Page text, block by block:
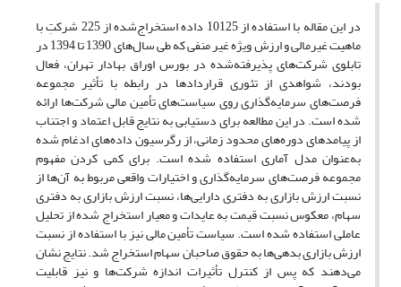
در این مقاله با استفاده از 10125 داده استخراج‌شده از 225 شرکتِ با
ماهیت غیر‌مالی و ارزش ویژه غیر منفی که طی سال‌های 1390 تا 1394 در
تابلوی شرکت‌های پذیرفته‌شده در بورس اوراق بهادار تهران، فعال
بودند، شواهدی از تئوری قراردادها در رابطه با تأثیر مجموعه
فرصت‌های سرمایه‌گذاری روی سیاست‌های تأمین مالی شرکت‌ها ارائه
شده است. در این مطالعه برای دستیابی به نتایج قابل اعتماد و اجتناب
از پیامدهای دوره‌های محدود زمانی، از رگرسیون داده‌های ادغام شده
به‌عنوان مدل آماری استفاده شده است. برای کمی کردن مفهوم
مجموعه فرصت‌های سرمایه‌گذاری و اختیارات واقعی مربوط به آن‌ها از
نسبت ارزش بازاری به دفتری دارایی‌ها، نسبت ارزش بازاری به دفتری
سهام، معکوس نسبت قیمت به عایدات و معیار استخراج شده از تحلیل
عاملی استفاده شده است. سیاست تأمین مالی نیز با استفاده از نسبت
ارزش بازاری بدهی‌ها به حقوق صاحبان سهام استخراج شد. نتایج نشان
می‌دهند که پس از کنترل تأثیرات اندازه شرکت‌ها و نیز قابلیت